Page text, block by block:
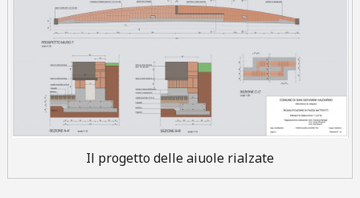
Il progetto delle aiuole rialzate